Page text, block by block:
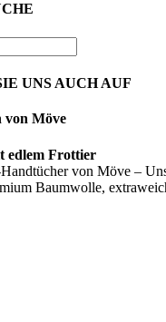
UNS AUCH AUF
von Möve
edlem Frottier
von Möve –
Baumwolle,